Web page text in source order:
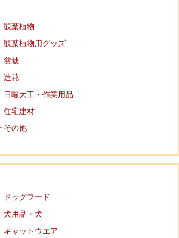
観葉植物
観葉植物用グッズ
盆栽
造花
日曜大工・作業用品
住宅建材
その他
ドッグフード
犬用品・犬
キャットウエア